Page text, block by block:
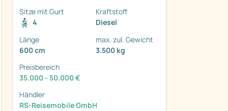
Sitze mit Gurt
4
Kraftstoff
Diesel
Länge
600 cm
max. zul. Gewicht
3.500 kg
Preisbereich
35.000 - 50.000 €
Händler
RS-Reisemobile GmbH